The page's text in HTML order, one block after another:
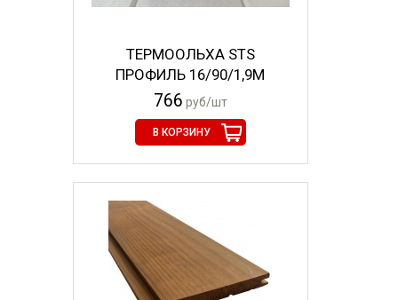
ТЕРМООЛЬХА STS
ПРОФИЛЬ 16/90/1,9М
766 руб/шт
В КОРЗИНУ